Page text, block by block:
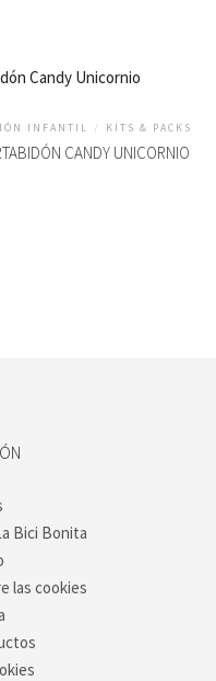
INFANTIL / KITS & PACKS
CANDY UNICORNIO
Bici Bonita
las cookies